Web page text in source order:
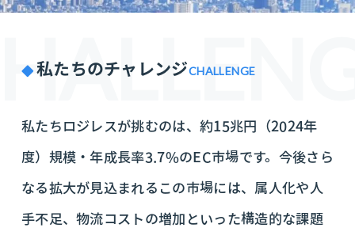
私たちのチャレンジCHALLENGE
私たちロジレスが挑むのは、約15兆円（2024年
度）規模・年成長率3.7%のEC市場です。今後さら
なる拡大が見込まれるこの市場には、属人化や人
手不足、物流コストの増加といった構造的な課題